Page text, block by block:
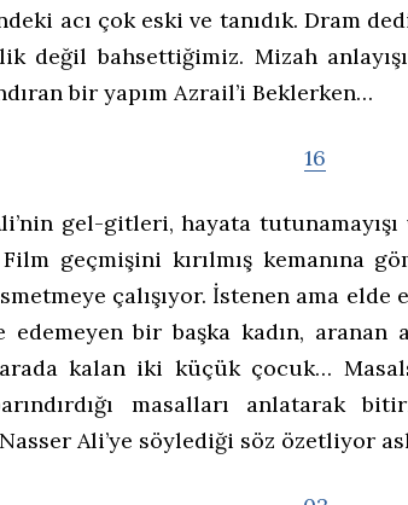
acı çok eski ve tanıdık. Dram
değil bahsettiğimiz. Mizah
bir yapım Azrail’i Beklerken…
gel-gitleri, hayata tutunamayışı
geçmişini kırılmış kemanına
çalışıyor. İstenen ama
edemeyen bir başka kadın,
kalan iki küçük çocuk…
masalları anlatarak
Ali’ye söylediği söz özetliyor